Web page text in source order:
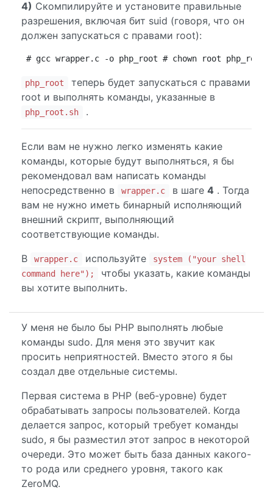
4) Скомпилируйте и установите правильные
разрешения, включая бит suid (говоря, что он
должен запускаться с правами root):
# gcc wrapper.c -o php_root # chown root php_root
php_root
теперь будет запускаться с правами
root и выполнять команды, указанные в
php_root.sh .
Если вам не нужно легко изменять какие
команды, которые будут выполняться, я бы
рекомендовал вам написать команды
непосредственно в
wrapper.c в шаге 4 . Тогда
вам не нужно иметь бинарный исполняющий
внешний скрипт, выполняющий
соответствующие команды.
В
wrapper.c используйте
system ("your shell
command here");
чтобы указать, какие команды
вы хотите выполнить.
У меня не было бы PHP выполнять любые
команды sudo. Для меня это звучит как
просить неприятностей. Вместо этого я бы
создал две отдельные системы.
Первая система в PHP (веб-уровне) будет
обрабатывать запросы пользователей. Когда
делается запрос, который требует команды
sudo, я бы разместил этот запрос в некоторой
очереди. Это может быть база данных какого-
то рода или среднего уровня, такого как
ZeroMQ.